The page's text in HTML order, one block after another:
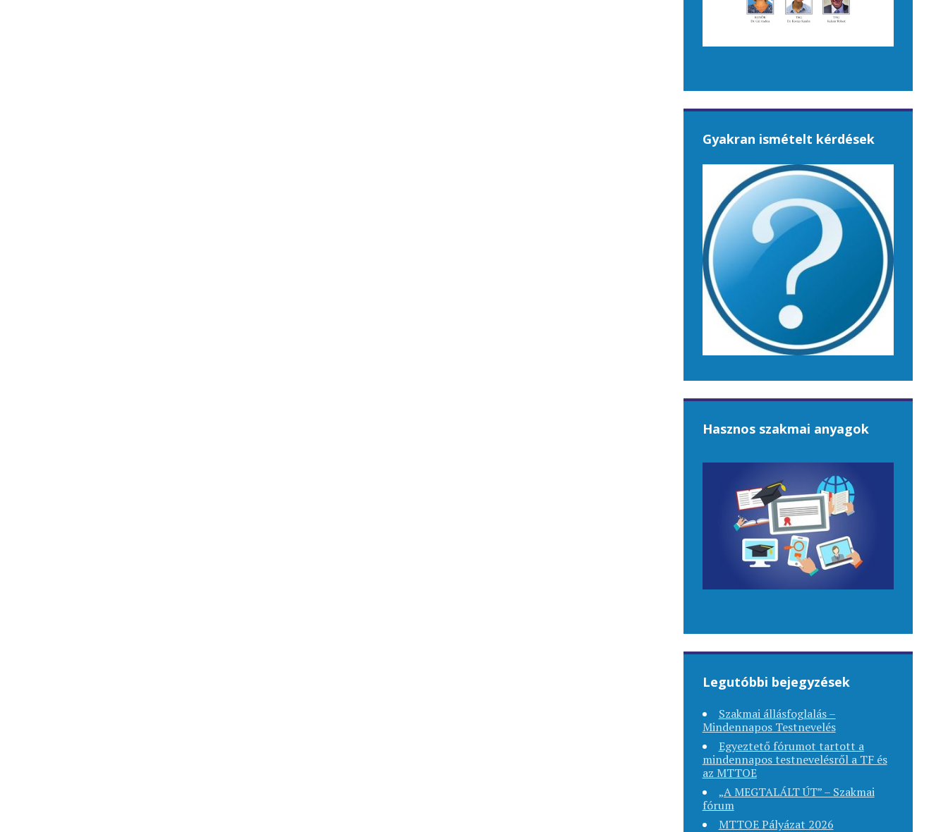
Gyakran ismételt kérdések
Hasznos szakmai anyagok
Legutóbbi bejegyzések
Szakmai állásfoglalás –
Mindennapos Testnevelés
Egyeztető fórumot tartott a
mindennapos testnevelésről a TF és
az MTTOE
„A MEGTALÁLT ÚT” – Szakmai
fórum
MTTOE Pályázat 2026